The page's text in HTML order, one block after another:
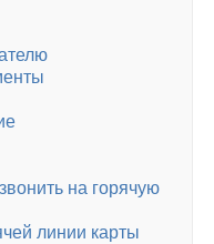
на горячую
линии карты